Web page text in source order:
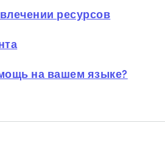
ресурсов
на вашем языке?